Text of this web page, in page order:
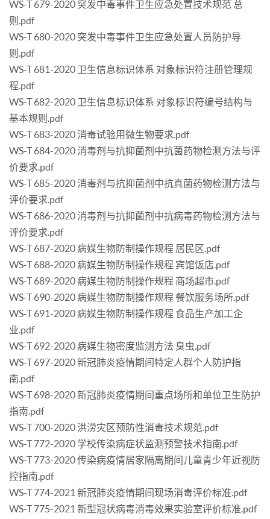
WS-T 679-2020 突发中毒事件卫生应急处置技术规范 总
则.pdf
WS-T 680-2020 突发中毒事件卫生应急处置人员防护导
则.pdf
WS-T 681-2020 卫生信息标识体系 对象标识符注册管理规
程.pdf
WS-T 682-2020 卫生信息标识体系 对象标识符编号结构与
基本规则.pdf
WS-T 683-2020 消毒试验用微生物要求.pdf
WS-T 684-2020 消毒剂与抗抑菌剂中抗菌药物检测方法与评
价要求.pdf
WS-T 685-2020 消毒剂与抗抑菌剂中抗真菌药物检测方法与
评价要求.pdf
WS-T 686-2020 消毒剂与抗抑菌剂中抗病毒药物检测方法与
评价要求.pdf
WS-T 687-2020 病媒生物防制操作规程 居民区.pdf
WS-T 688-2020 病媒生物防制操作规程 宾馆饭店.pdf
WS-T 689-2020 病媒生物防制操作规程 商场超市.pdf
WS-T 690-2020 病媒生物防制操作规程 餐饮服务场所.pdf
WS-T 691-2020 病媒生物防制操作规程 食品生产加工企
业.pdf
WS-T 692-2020 病媒生物密度监测方法 臭虫.pdf
WS-T 697-2020 新冠肺炎疫情期间特定人群个人防护指
南.pdf
WS-T 698-2020 新冠肺炎疫情期间重点场所和单位卫生防护
指南.pdf
WS-T 700-2020 洪涝灾区预防性消毒技术规范.pdf
WS-T 772-2020 学校传染病症状监测预警技术指南.pdf
WS-T 773-2020 传染病疫情居家隔离期间儿童青少年近视防
控指南.pdf
WS-T 774-2021 新冠肺炎疫情期间现场消毒评价标准.pdf
WS-T 775-2021 新型冠状病毒消毒效果实验室评价标准.pdf